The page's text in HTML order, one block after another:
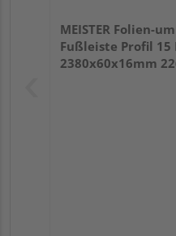
MEISTER Folien-
Fußleiste Profil 15
2380x60x16mm